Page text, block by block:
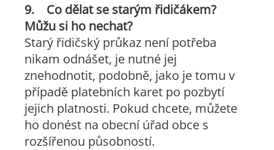
9. Co dělat se starým řidičákem?
Můžu si ho nechat?
Starý řidičský průkaz není potřeba
nikam odnášet, je nutné jej
znehodnotit, podobně, jako je tomu v
případě platebních karet po pozbytí
jejich platnosti. Pokud chcete, můžete
ho donést na obecní úřad obce s
rozšířenou působností.